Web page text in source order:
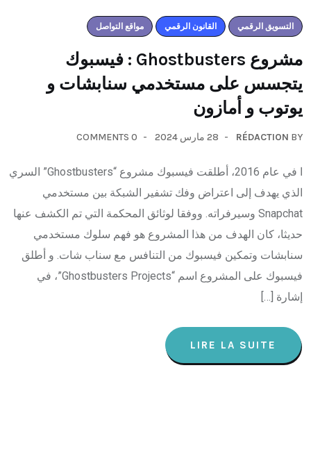
التسويق الرقمي القانون الرقمي مواقع التواصل
مشروع Ghostbusters : فيسبوك
يتجسس على مستخدمي سنابشات و
يوتوب و أمازون
BY
RÉDACTION 28 مارس 2024 0 COMMENTS
ا في عام 2016، أطلقت فيسبوك مشروع “Ghostbusters” السري
الذي يهدف إلى اعتراض وفك تشفير الشبكة بين مستخدمي
Snapchat وسيرفراته. ووفقا لوثائق المحكمة التي تم الكشف عنها
حديثا، كان الهدف من هذا المشروع هو فهم سلوك مستخدمي
سنابشات وتمكين فيسبوك من التنافس مع سناب شات. و أطلق
فيسبوك على المشروع اسم “Ghostbusters Projects”، في
إشارة […]
LIRE LA SUITE